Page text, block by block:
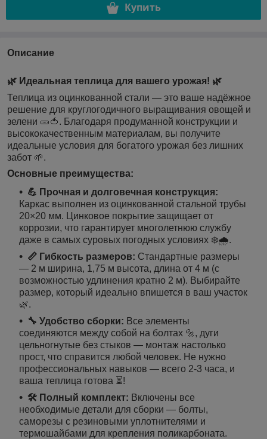
Купить
Описание
🌿 Идеальная теплица для вашего урожая! 🌿
Теплица из оцинкованной стали — это ваше надёжное
решение для круглогодичного выращивания овощей и
зелени 🥒🍅. Благодаря продуманной конструкции и
высококачественным материалам, вы получите
идеальные условия для богатого урожая без лишних
забот 🌱.
Основные преимущества:
💪 Прочная и долговечная конструкция:
Каркас выполнен из оцинкованной стальной трубы
20×20 мм. Цинковое покрытие защищает от
коррозии, что гарантирует многолетнюю службу
даже в самых суровых погодных условиях ❄️🌧️.
📏 Гибкость размеров: Стандартные размеры
— 2 м ширина, 1,75 м высота, длина от 4 м (с
возможностью удлинения кратно 2 м). Выбирайте
размер, который идеально впишется в ваш участок
🌿.
🔧 Удобство сборки: Все элементы
соединяются между собой на болтах 🔩, дуги
цельногнутые без стыков — монтаж настолько
прост, что справится любой человек. Не нужно
профессиональных навыков — всего 2-3 часа, и
ваша теплица готова ⏳!
🛠️ Полный комплект: Включены все
необходимые детали для сборки — болты,
саморезы с резиновыми уплотнителями и
термошайбами для крепления поликарбоната.